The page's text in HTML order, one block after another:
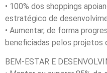
• 100% dos shoppings
estratégico de
• Aumentar, de forma
beneficiadas pelos projetos
BEM-ESTAR E